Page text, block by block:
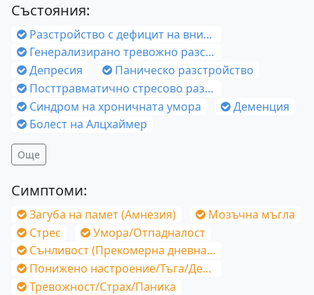
Състояния:
Разстройство с дефицит на вниманието и хиперактивност (ХАДВ)
Генерализирано тревожно разстройство
Депресия
Паническо разстройство
Посттравматично стресово разстройство (ПТСР)
Синдром на хроничната умора
Деменция
Болест на Алцхаймер
Още
Симптоми:
Загуба на памет (Амнезия)
Мозъчна мъгла
Стрес
Умора/Отпадналост
Сънливост (Прекомерна дневна)/Постоянна умора
Понижено настроение/Тъга/Депресия
Тревожност/Страх/Паника